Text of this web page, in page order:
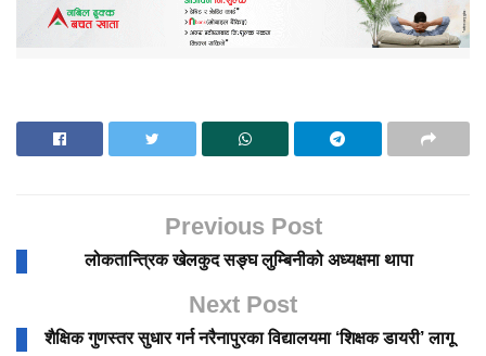
Previous Post
लोकतान्त्रिक खेलकुद सङ्घ लुम्बिनीको अध्यक्षमा थापा
Next Post
शैक्षिक गुणस्तर सुधार गर्न नरैनापुरका विद्यालयमा ‘शिक्षक डायरी’ लागू